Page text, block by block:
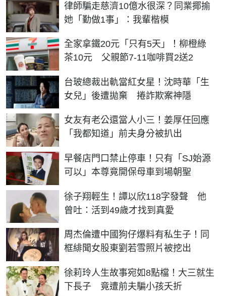
律師騙走慈濟10億水很深？同業揶揄
她「勤做1事」：我輩楷模
全家拿鐵20元「只有5天」！柳橙綠
茶10元 父親節7-11咖啡買2送2
台玻總裁出軌當紅女星！沈時華「生
女兒」後遭拋棄 捲詐欺案神隱
女友有老公還當人小三！姜厚任回應
「我都知道」前夫身分被扒出
早餐店門口禁止停車！只有「SJ始源
可以」本尊竟開保母車到場朝聖
徐子翔輕生！譚以欣118字發聲 他
曾吐：活到49歲才找到真愛
周杰倫遭中國狗仔爆料有私生子！同
框緋聞女股東劉若雪照片被挖出
徐莉玲人生故事宛如8點檔！大三就生
下長子 竟遭前夫騙小孩夭折